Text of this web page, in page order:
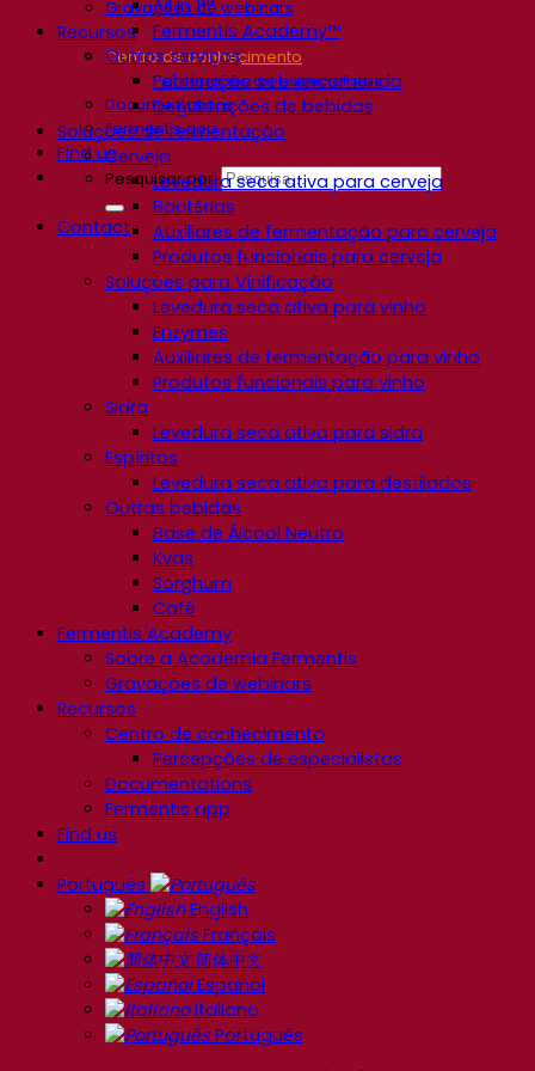
Gravações de webinars
Recursos
Centro de conhecimento
Percepções de especialistas
Documentations
Fermentis app
Find us
Pesquisar por:
Contact
All In 1™
Fermentis Academy™
Outros serviços
Fabricação sob encomenda
Degustações de bebidas
Soluções de fermentação
Cerveja
Levedura seca ativa para cerveja
Bactérias
Auxiliares de fermentação para cerveja
Produtos funcionais para cerveja
Soluções para Vinificação
Levedura seca ativa para vinho
Enzymes
Auxiliares de fermentação para vinho
Produtos funcionais para vinho
Sidra
Levedura seca ativa para sidra
Espíritos
Levedura seca ativa para destilados
Outras bebidas
Base de Álcool Neutro
Kvas
Sorghum
Café
Fermentis Academy
Sobre a Academia Fermentis
Gravações de webinars
Recursos
Centro de conhecimento
Percepções de especialistas
Documentations
Fermentis app
Find us
Português
English
Français
简体中文
Español
Italiano
Português